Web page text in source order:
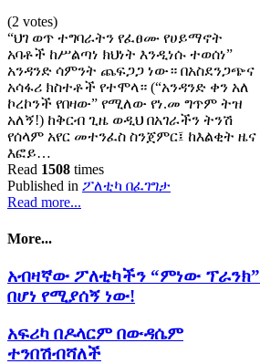
(2 votes)
“ህገ ወጥ ተግባራትን የፈፀሙ የሀይማኖት
አባቶች ከሥልጣነ ክህነት እንዲነሱ ተወሰነ”
አንዳንድ ሳምንት ጨፍጋጋ ነው። በአስደንጋጭና
አሳፋሪ ክስተቶች የተሞላ። (“አንዳንድ ቀን አለ
ኮረኮንች የበዛው” የሚለው የነ.መ ግጥም ትዝ
አለኝ!) ከቅርብ ጊዜ ወዲህ በአገራችን ትንሽ
የሰላም አየር መተንፈስ ስንጀምር፤ ከእልቂት ዜና
እፎይ…
Read 1508 times
Published in ፖለቲካ በፈገግታ
Read more...
More...
አብዛኛው ፖለቲካችን “ምነው ፕራንክ”
በሆነ የሚያሰኝ ነው!
አፍሪካ በዶላርም በውዳሴም
ተንበሽብሻለች